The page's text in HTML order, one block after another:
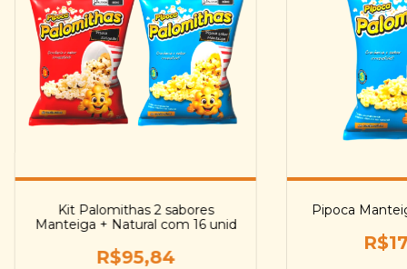
Kit Palomithas 2 sabores
Manteiga + Natural com 16 unid
R$95,84
Pipoca